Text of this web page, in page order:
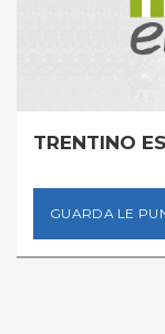
TRENTINO
GUARDA LE